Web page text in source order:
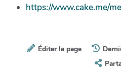
https://www.cake.me/
Éditer la page